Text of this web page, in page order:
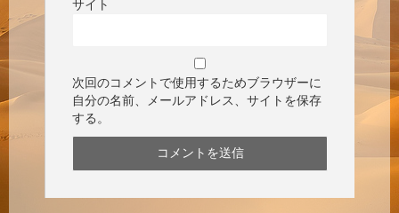
サイト
次回のコメントで使用するためブラウザーに
自分の名前、メールアドレス、サイトを保存
する。